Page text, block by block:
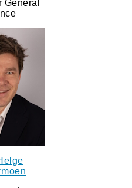
Général